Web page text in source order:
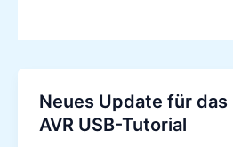
Neues Update für das
AVR USB-Tutorial